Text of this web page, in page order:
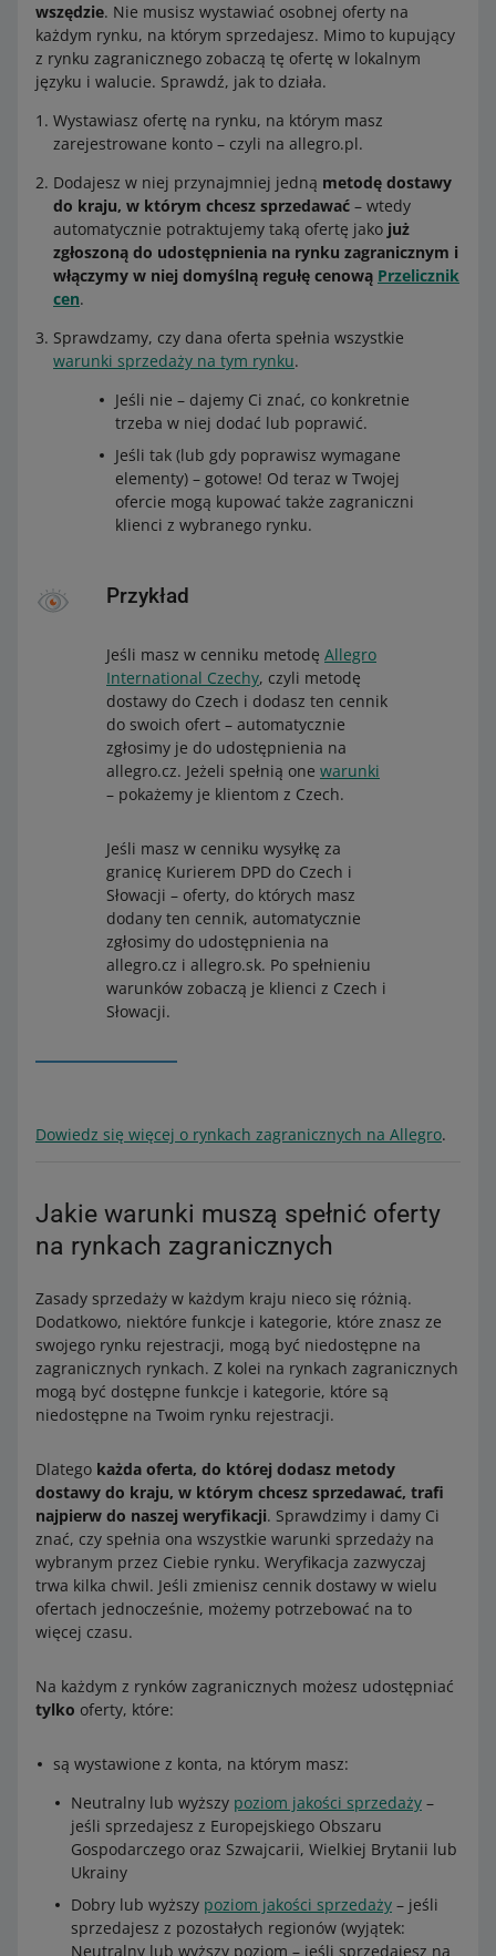
wszędzie. Nie musisz wystawiać osobnej oferty na
każdym rynku, na którym sprzedajesz. Mimo to kupujący
z rynku zagranicznego zobaczą tę ofertę w lokalnym
języku i walucie. Sprawdź, jak to działa.
Wystawiasz ofertę na rynku, na którym masz
zarejestrowane konto – czyli na allegro.pl.
Dodajesz w niej przynajmniej jedną metodę dostawy
do kraju, w którym chcesz sprzedawać – wtedy
automatycznie potraktujemy taką ofertę jako już
zgłoszoną do udostępnienia na rynku zagranicznym i
włączymy w niej domyślną regułę cenową Przelicznik
cen.
Sprawdzamy, czy dana oferta spełnia wszystkie
warunki sprzedaży na tym rynku.
Jeśli nie – dajemy Ci znać, co konkretnie
trzeba w niej dodać lub poprawić.
Jeśli tak (lub gdy poprawisz wymagane
elementy) – gotowe! Od teraz w Twojej
ofercie mogą kupować także zagraniczni
klienci z wybranego rynku.
Przykład
Jeśli masz w cenniku metodę Allegro
International Czechy, czyli metodę
dostawy do Czech i dodasz ten cennik
do swoich ofert – automatycznie
zgłosimy je do udostępnienia na
allegro.cz. Jeżeli spełnią one warunki
– pokażemy je klientom z Czech.
Jeśli masz w cenniku wysyłkę za
granicę Kurierem DPD do Czech i
Słowacji – oferty, do których masz
dodany ten cennik, automatycznie
zgłosimy do udostępnienia na
allegro.cz i allegro.sk. Po spełnieniu
warunków zobaczą je klienci z Czech i
Słowacji.
Dowiedz się więcej o rynkach zagranicznych na Allegro.
Jakie warunki muszą spełnić oferty
na rynkach zagranicznych
Zasady sprzedaży w każdym kraju nieco się różnią.
Dodatkowo, niektóre funkcje i kategorie, które znasz ze
swojego rynku rejestracji, mogą być niedostępne na
zagranicznych rynkach. Z kolei na rynkach zagranicznych
mogą być dostępne funkcje i kategorie, które są
niedostępne na Twoim rynku rejestracji.
Dlatego każda oferta, do której dodasz metody
dostawy do kraju, w którym chcesz sprzedawać, trafi
najpierw do naszej weryfikacji. Sprawdzimy i damy Ci
znać, czy spełnia ona wszystkie warunki sprzedaży na
wybranym przez Ciebie rynku. Weryfikacja zazwyczaj
trwa kilka chwil. Jeśli zmienisz cennik dostawy w wielu
ofertach jednocześnie, możemy potrzebować na to
więcej czasu.
Na każdym z rynków zagranicznych możesz udostępniać
tylko oferty, które:
są wystawione z konta, na którym masz:
Neutralny lub wyższy poziom jakości sprzedaży –
jeśli sprzedajesz z Europejskiego Obszaru
Gospodarczego oraz Szwajcarii, Wielkiej Brytanii lub
Ukrainy
Dobry lub wyższy poziom jakości sprzedaży – jeśli
sprzedajesz z pozostałych regionów (wyjątek:
Neutralny lub wyższy poziom – jeśli sprzedajesz na